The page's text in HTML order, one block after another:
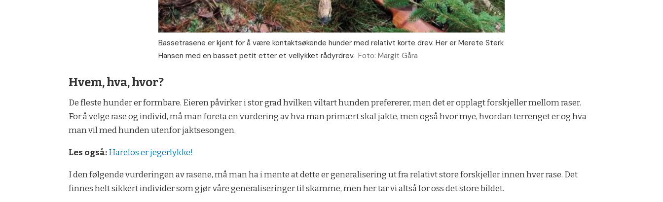
Bassetrasene er kjent for å være kontaktsøkende hunder med relativt korte drev. Her er Merete Sterk
Hansen med en basset petit etter et vellykket rådyrdrev. Foto: Margit Gåra
Hvem, hva, hvor?
De fleste hunder er formbare. Eieren påvirker i stor grad hvilken viltart hunden prefererer, men det er opplagt forskjeller mellom raser.
For å velge rase og individ, må man foreta en vurdering av hva man primært skal jakte, men også hvor mye, hvordan terrenget er og hva
man vil med hunden utenfor jaktsesongen.
Les også:Harelos er jegerlykke!
I den følgende vurderingen av rasene, må man ha i mente at dette er generalisering ut fra relativt store forskjeller innen hver rase. Det
finnes helt sikkert individer som gjør våre generaliseringer til skamme, men her tar vi altså for oss det store bildet.